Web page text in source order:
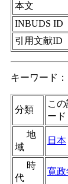
本文
INBUDS ID
引用文献ID
キーワード：
分類
こ
ード
地
域
日本
時
代
寛政